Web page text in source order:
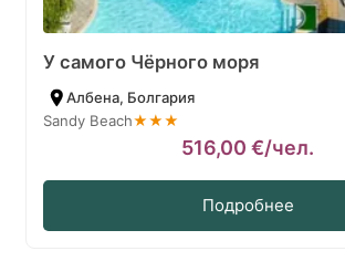
У самого Чёрного моря
Албена, Болгария
Sandy Beach★★★
516,00 €/чел.
Подробнее